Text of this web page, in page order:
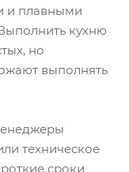
и плавными
кухню
но
выполнять
техническое
сроки